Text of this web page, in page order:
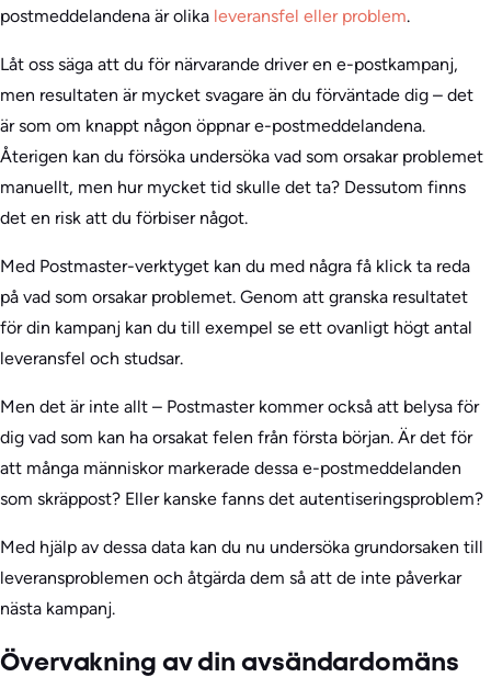
postmeddelandena är olika leveransfel eller problem.
Låt oss säga att du för närvarande driver en e-postkampanj,
men resultaten är mycket svagare än du förväntade dig – det
är som om knappt någon öppnar e-postmeddelandena.
Återigen kan du försöka undersöka vad som orsakar problemet
manuellt, men hur mycket tid skulle det ta? Dessutom finns
det en risk att du förbiser något.
Med Postmaster-verktyget kan du med några få klick ta reda
på vad som orsakar problemet. Genom att granska resultatet
för din kampanj kan du till exempel se ett ovanligt högt antal
leveransfel och studsar.
Men det är inte allt – Postmaster kommer också att belysa för
dig vad som kan ha orsakat felen från första början. Är det för
att många människor markerade dessa e-postmeddelanden
som skräppost? Eller kanske fanns det autentiseringsproblem?
Med hjälp av dessa data kan du nu undersöka grundorsaken till
leveransproblemen och åtgärda dem så att de inte påverkar
nästa kampanj.
Övervakning av din avsändardomäns